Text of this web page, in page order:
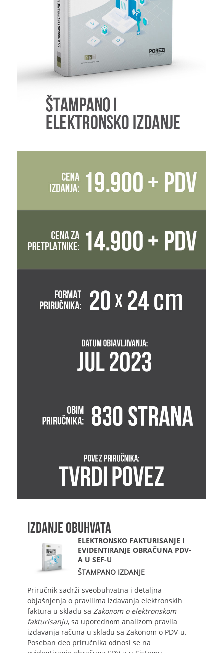
IZDANJE OBUHVATA
ELEKTRONSKO FAKTURISANJE I
EVIDENTIRANJE OBRAČUNA PDV-
A U SEF-U
ŠTAMPANO IZDANJE
Priručnik sadrži sveobuhvatna i detaljna
objašnjenja o pravilima izdavanja elektronskih
faktura u skladu sa Zakonom o elektronskom
fakturisanju, sa uporednom analizom pravila
izdavanja računa u skladu sa Zakonom o PDV-u.
Poseban deo priručnika odnosi se na